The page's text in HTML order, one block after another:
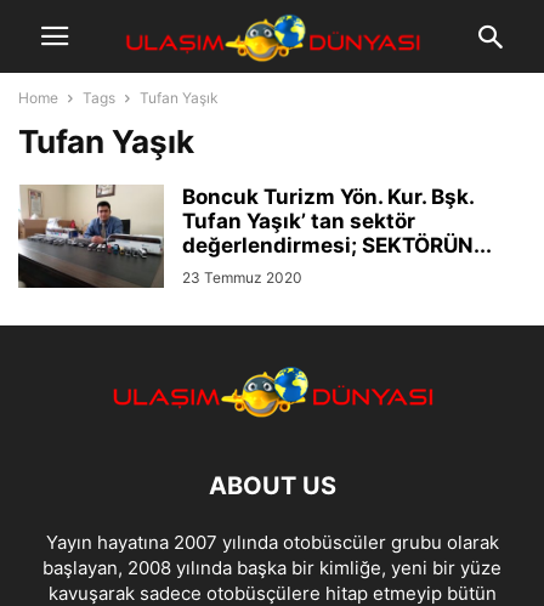
Home Tags Tufan Yaşık
Tufan Yaşık
Boncuk Turizm Yön. Kur. Bşk.
Tufan Yaşık’ tan sektör
değerlendirmesi; SEKTÖRÜN...
23 Temmuz 2020
ABOUT US
Yayın hayatına 2007 yılında otobüscüler grubu olarak
başlayan, 2008 yılında başka bir kimliğe, yeni bir yüze
kavuşarak sadece otobüsçülere hitap etmeyip bütün